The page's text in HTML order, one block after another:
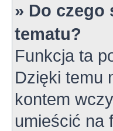
» Do czego
tematu?
Funkcja ta
Dzięki temu
kontem
umieścić na